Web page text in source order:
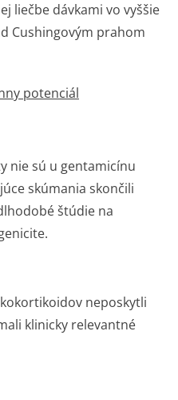
liečbe dávkami vo vyššie
Cushingovým prahom
potenciál
nie sú u gentamicínu
skúmania skončili
štúdie na
neposkytli
klinicky relevantné